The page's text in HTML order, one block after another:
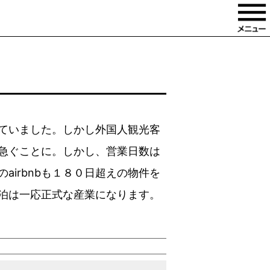
ました。しかし外国人観光客
ぐことに。しかし、営業日数は
airbnbも１８０日超えの物件を
一応正式な産業になります。